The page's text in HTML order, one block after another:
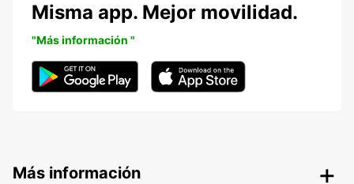
Misma app. Mejor movilidad.
"Más información "
Más información